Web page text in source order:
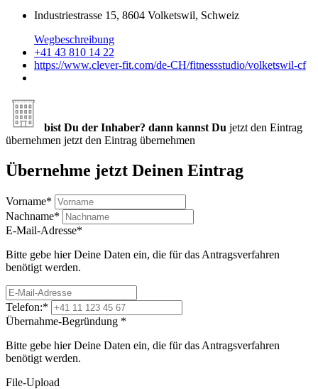
Industriestrasse 15, 8604 Volketswil, Schweiz
Wegbeschreibung
+41 43 810 14 22
https://www.clever-fit.com/de-CH/fitnessstudio/volketswil-cf
bist Du der Inhaber? dann kannst Du jetzt den Eintrag
übernehmen jetzt den Eintrag übernehmen
Übernehme jetzt Deinen Eintrag
Vorname*
Nachname*
E-Mail-Adresse*
Bitte gebe hier Deine Daten ein, die für das Antragsverfahren
benötigt werden.
Telefon:*
Übernahme-Begründung *
Bitte gebe hier Deine Daten ein, die für das Antragsverfahren
benötigt werden.
File-Upload